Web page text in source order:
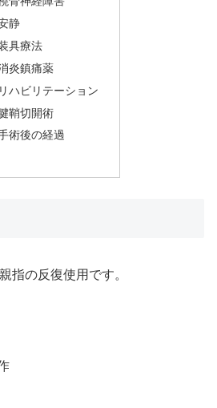
静
具療法
炎鎮痛薬
リハビリテーション
鞘切開術
術後の経過
指の反復使用です。